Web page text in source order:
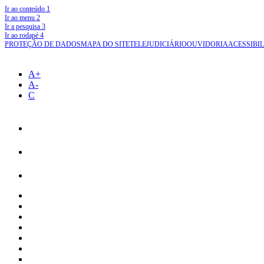
Ir ao conteúdo 1
Ir ao menu 2
Ir a pesquisa 3
Ir ao rodapé 4
PROTEÇÃO DE DADOSMAPA DO SITETELEJUDICIÁRIOOUVIDORIA
A+
A-
C